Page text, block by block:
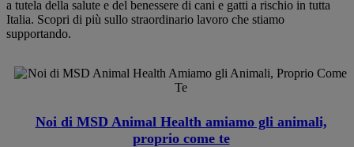
a tutela della salute e del benessere di cani e gatti a rischio in tutta
Italia. Scopri di più sullo straordinario lavoro che stiamo
supportando.
Noi di MSD Animal Health amiamo gli animali,
proprio come te